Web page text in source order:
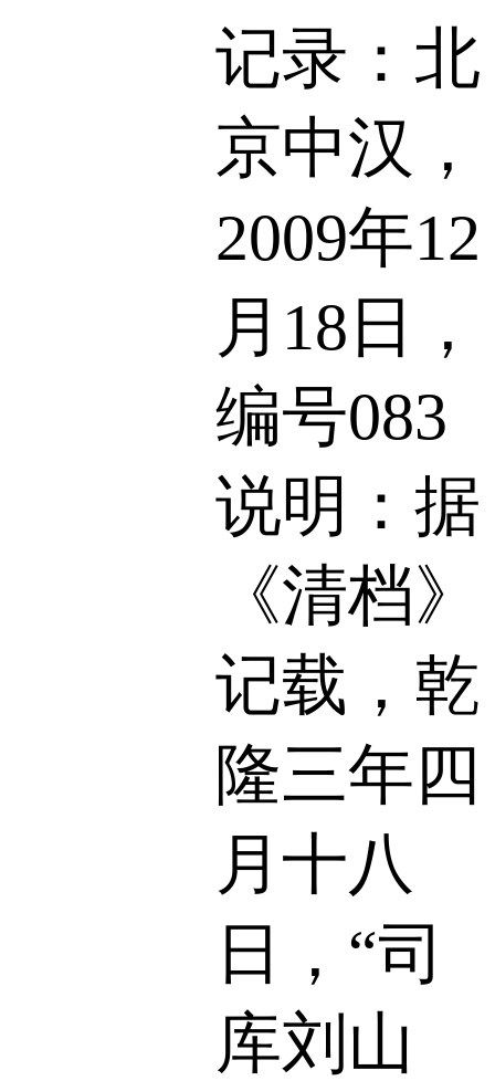
记录：北
京中汉，
2009年12
月18日，
编号083
说明：据
《清档》
记载，乾
隆三年四
月十八
日，“司
库刘山